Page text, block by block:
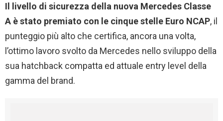
Il livello di sicurezza della nuova Mercedes Classe
A è stato premiato con le cinque stelle Euro NCAP, il
punteggio più alto che certifica, ancora una volta,
l’ottimo lavoro svolto da Mercedes nello sviluppo della
sua hatchback compatta ed attuale entry level della
gamma del brand.